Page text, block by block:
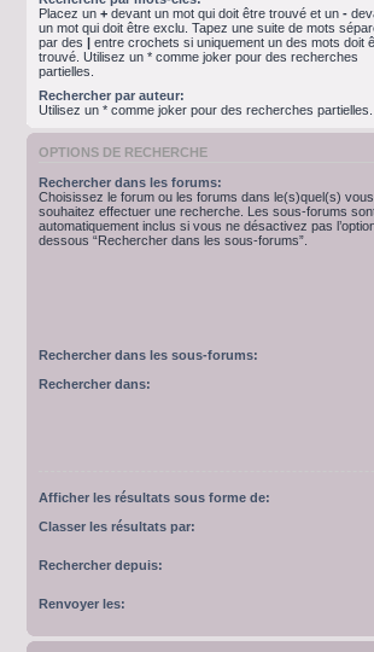
Placez un + devant un mot qui doit être trouvé et un -
un mot qui doit être exclu. Tapez une suite de mots
par des | entre crochets si uniquement un des mots doit
trouvé. Utilisez un * comme joker pour des recherches
partielles.
Rechercher par auteur:
Utilisez un * comme joker pour des recherches partielles.
OPTIONS DE RECHERCHE
Rechercher dans les forums:
Choisissez le forum ou les forums dans le(s)quel(s) vous
souhaitez effectuer une recherche. Les sous-forums
automatiquement inclus si vous ne désactivez pas
dessous “Rechercher dans les sous-forums”.
Rechercher dans les sous-forums:
Rechercher dans:
Afficher les résultats sous forme de:
Classer les résultats par:
Rechercher depuis:
Renvoyer les: